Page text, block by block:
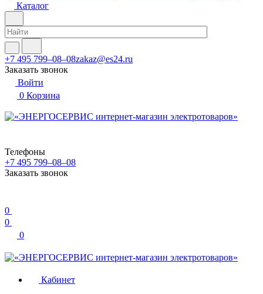
Каталог
+7 495 799–08–08zakaz@es24.ru
Заказать звонок
Войти
0 Корзина
Телефоны
+7 495 799–08–08
Заказать звонок
0
0
0
Кабинет